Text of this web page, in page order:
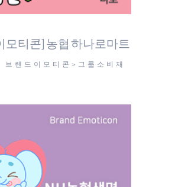
모티콘] 농협 하나로마트
브랜드이모티콘>그룹소비재